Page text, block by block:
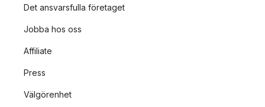
Det ansvarsfulla företaget
Jobba hos oss
Affiliate
Press
Välgörenhet